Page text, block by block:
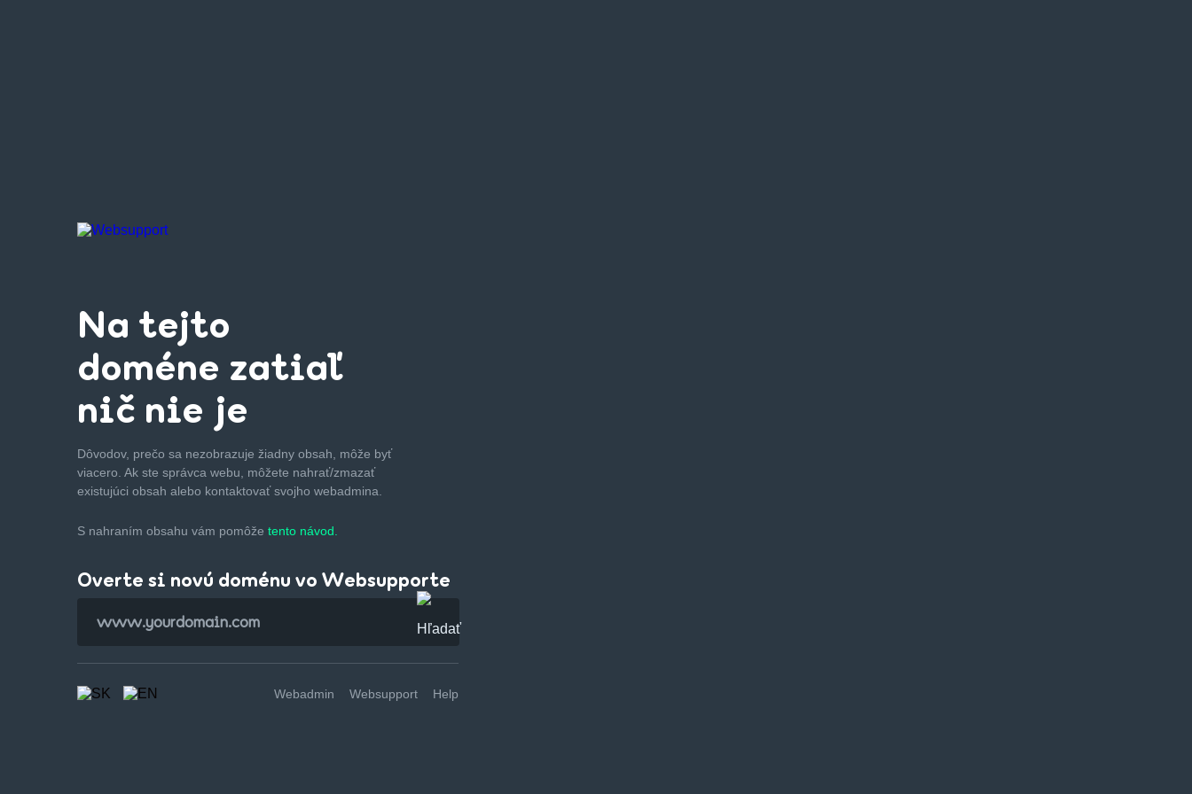
Na tejto
doméne zatiaľ
nič nie je
Dôvodov, prečo sa nezobrazuje žiadny obsah, môže byť
viacero. Ak ste správca webu, môžete nahrať/zmazať
existujúci obsah alebo kontaktovať svojho webadmina.
S nahraním obsahu vám pomôže tento návod.
Overte si novú doménu vo Websupporte
Webadmin Websupport Help